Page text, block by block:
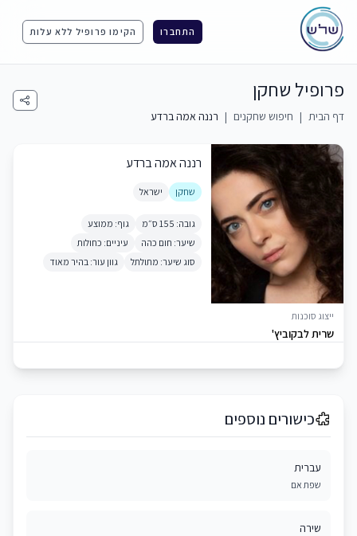
התחברו הקימו פרופיל ללא עלות
פרופיל שחקן
דף הבית | חיפוש שחקנים | רננה אמה ברדע
ייצוג סוכנות
שרית לבקוביץ'
רננה אמה ברדע
שחקן ישראל
גובה: 155 ס״מ
גוף: ממוצע
שיער: חום כהה
עיניים: כחולות
סוג שיער: מתולתל
גוון עור: בהיר מאוד
כישורים נוספים
עברית
שפת אם
שירה